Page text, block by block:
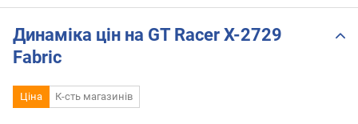
Динаміка цін на GT Racer X-2729
Fabric
Ціна К-сть магазинів